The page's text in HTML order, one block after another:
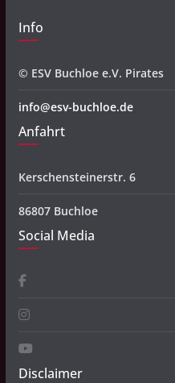
Info
© ESV Buchloe e.V. Pirates
info@esv-buchloe.de
Anfahrt
Kerschensteinerstr. 6
86807 Buchloe
Social Media
Disclaimer